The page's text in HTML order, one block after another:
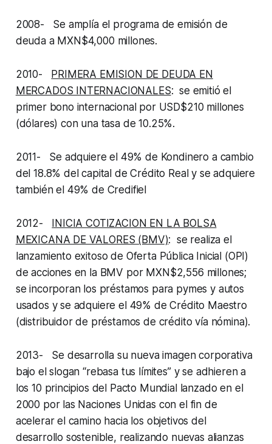
2008- Se amplía el programa de emisión de
deuda a MXN$4,000 millones.
2010- PRIMERA EMISION DE DEUDA EN
MERCADOS INTERNACIONALES: se emitió el
primer bono internacional por USD$210 millones
(dólares) con una tasa de 10.25%.
2011- Se adquiere el 49% de Kondinero a cambio
del 18.8% del capital de Crédito Real y se adquiere
también el 49% de Credifiel
2012- INICIA COTIZACION EN LA BOLSA
MEXICANA DE VALORES (BMV): se realiza el
lanzamiento exitoso de Oferta Pública Inicial (OPI)
de acciones en la BMV por MXN$2,556 millones;
se incorporan los préstamos para pymes y autos
usados y se adquiere el 49% de Crédito Maestro
(distribuidor de préstamos de crédito vía nómina).
2013- Se desarrolla su nueva imagen corporativa
bajo el slogan “rebasa tus límites” y se adhieren a
los 10 principios del Pacto Mundial lanzado en el
2000 por las Naciones Unidas con el fin de
acelerar el camino hacia los objetivos del
desarrollo sostenible, realizando nuevas alianzas